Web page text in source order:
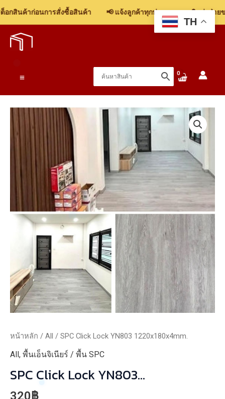
กสินค้าก่อนการสั่งซื้อสินค้า 📢 แจ้งลูกค้าทุกท่าน: รบกวนติดต่อฝ่าย
Menu
หน้าหลัก / All / SPC Click Lock YN803 1220x180x4mm.
All, พื้นเอ็นจิเนียร์ / พื้น SPC
SPC Click Lock YN803
1220x180x4mm.
320฿
TH
YN803
1220x180x4mm.